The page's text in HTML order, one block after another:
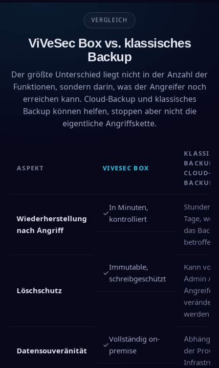
VERGLEICH
ViVeSec Box vs. klassisches
Backup
Der größte Unterschied liegt nicht in der Anzahl der
Funktionen, sondern darin, was der Angreifer noch
erreichen kann. Cloud-Backup und klassisches
Backup können helfen, stoppen aber nicht die
eigentliche Angriffskette.
ASPEKT VIVESEC BOX
BACKUP /
CLOUD-
BACKUP
Wiederherstellung
nach Angriff
✓
In Minuten,
kontrolliert
Stunden
Tage,
das
betroffen
Löschschutz
✓
Immutable,
schreibgeschützt
Kann von
Admin /
Angreifer
verändert
werden
Datensouveränität
✓
Vollständig on-
premise
Abhängig
der